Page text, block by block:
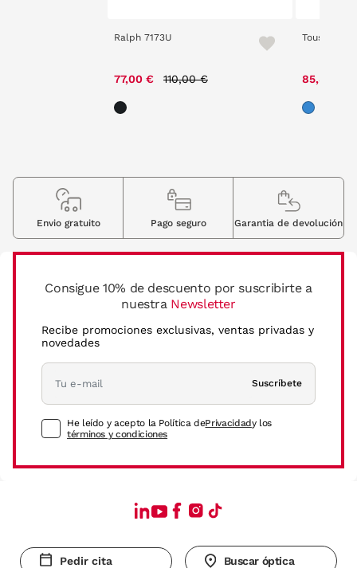
Ralph 7173U
77,00 € 110,00 €
Tous
85,80 €
Consigue 10% de descuento por suscribirte a
nuestra Newsletter
Recibe promociones exclusivas, ventas privadas y
novedades
Suscríbete
He leído y acepto la Política dePrivacidady los
términos y condiciones
Envio gratuito Pago seguro Garantia de devolución
Pedir cita Buscar óptica